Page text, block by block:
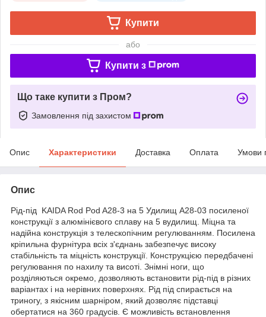
Купити
або
Купити з
Що таке купити з Пром?
Замовлення під захистом
Опис Характеристики Доставка Оплата Умови
Опис
Рід-під KAIDA Rod Pod A28-3 на 5 Удилищ A28-03 посиленої
конструкції з алюмінієвого сплаву на 5 вудилищ. Міцна та
надійна конструкція з телескопічним регулюванням. Посилена
кріпильна фурнітура всіх з'єднань забезпечує високу
стабільність та міцність конструкції. Конструкцією передбачені
регулювання по нахилу та висоті. Знімні ноги, що
розділяються окремо, дозволяють встановити рід-під в різних
варіантах і на нерівних поверхнях. Рід під спирається на
триногу, з якісним шарніром, який дозволяє підставці
обертатися на 360 градусів. Є можливість встановлення